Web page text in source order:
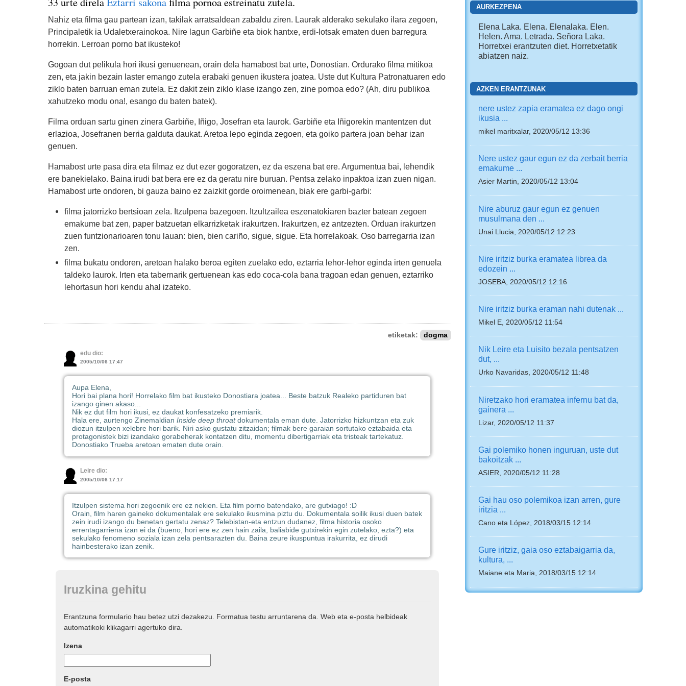
Nahiz eta filma gau partean izan, takilak arratsaldean zabaldu ziren. Laurak alderako sekulako ilara zegoen,
Principaletik ia Udaletxerainokoa. Nire lagun Garbiñe eta biok hantxe, erdi-lotsak ematen duen barregura
horrekin. Lerroan porno bat ikusteko!
Gogoan dut pelikula hori ikusi genuenean, orain dela hamabost bat urte, Donostian. Ordurako filma mitikoa
zen, eta jakin bezain laster emango zutela erabaki genuen ikustera joatea. Uste dut Kultura Patronatuaren edo
ziklo baten barruan eman zutela. Ez dakit zein ziklo klase izango zen, zine pornoa edo? (Ah, diru publikoa
xahutzeko modu ona!, esango du baten batek).
Filma orduan sartu ginen zinera Garbiñe, Iñigo, Josefran eta laurok. Garbiñe eta Iñigorekin mantentzen dut
erlazioa, Josefranen berria galduta daukat. Aretoa lepo eginda zegoen, eta goiko partera joan behar izan
genuen.
Hamabost urte pasa dira eta filmaz ez dut ezer gogoratzen, ez da eszena bat ere. Argumentua bai, lehendik
ere banekielako. Baina irudi bat bera ere ez da geratu nire buruan. Pentsa zelako inpaktoa izan zuen nigan.
Hamabost urte ondoren, bi gauza baino ez zaizkit gorde oroimenean, biak ere garbi-garbi:
filma jatorrizko bertsioan zela. Itzulpena bazegoen. Itzultzailea eszenatokiaren bazter batean zegoen
emakume bat zen, paper batzuetan elkarrizketak irakurtzen. Irakurtzen, ez antzezten. Orduan irakurtzen
zuen funtzionarioaren tonu lauan: bien, bien cariño, sigue, sigue. Eta horrelakoak. Oso barregarria izan
zen.
filma bukatu ondoren, aretoan halako beroa egiten zuelako edo, eztarria lehor-lehor eginda irten genuela
taldeko laurok. Irten eta tabernarik gertuenean kas edo coca-cola bana tragoan edan genuen, eztarriko
lehortasun hori kendu ahal izateko.
etiketak: dogma
edu dio:
2005/10/06 17:47
Aupa Elena,
Hori bai plana hori! Horrelako film bat ikusteko Donostiara joatea... Beste batzuk Realeko partiduren bat
izango ginen akaso...
Nik ez dut film hori ikusi, ez daukat konfesatzeko premiarik.
Hala ere, aurtengo Zinemaldian Inside deep throatdokumentala eman dute. Jatorrizko hizkuntzan eta zuk
diozun itzulpen xelebre hori barik. Niri asko gustatu zitzaidan; filmak bere garaian sortutako eztabaida eta
protagonistek bizi izandako gorabeherak kontatzen ditu, momentu dibertigarriak eta tristeak tartekatuz.
Donostiako Trueba aretoan ematen dute orain.
Leire dio:
2005/10/06 17:17
Itzulpen sistema hori zegoenik ere ez nekien. Eta film porno batendako, are gutxiago! :D
Orain, film haren gaineko dokumentalak ere sekulako ikusmina piztu du. Dokumentala soilik ikusi duen batek
zein irudi izango du benetan gertatu zenaz? Telebistan-eta entzun dudanez, filma historia osoko
errentagarriena izan ei da (bueno, hori ere ez zen hain zaila, baliabide gutxirekin egin zutelako, ezta?) eta
sekulako fenomeno soziala izan zela pentsarazten du. Baina zeure ikuspuntua irakurrita, ez dirudi
hainbesterako izan zenik.
Iruzkina gehitu
Erantzuna formulario hau betez utzi dezakezu. Formatua testu arruntarena da. Web eta e-posta helbideak
automatikoki klikagarri agertuko dira.
Izena
E-posta
AURKEZPENA
Elena Laka. Elena. Elenalaka. Elen.
Helen. Ama. Letrada. Señora Laka.
Horretxei erantzuten diet. Horretxetatik
abiatzen naiz.
AZKEN ERANTZUNAK
nere ustez zapia eramatea ez dago ongi
ikusia ...
mikel maritxalar, 2020/05/12 13:36
Nere ustez gaur egun ez da zerbait berria
emakume ...
Asier Martin, 2020/05/12 13:04
Nire aburuz gaur egun ez genuen
musulmana den ...
Unai Llucia, 2020/05/12 12:23
Nire iritziz burka eramatea librea da
edozein ...
JOSEBA, 2020/05/12 12:16
Nire iritziz burka eraman nahi dutenak ...
Mikel E, 2020/05/12 11:54
Nik Leire eta Luisito bezala pentsatzen
dut, ...
Urko Navaridas, 2020/05/12 11:48
Niretzako hori eramatea infernu bat da,
gainera ...
Lizar, 2020/05/12 11:37
Gai polemiko honen inguruan, uste dut
bakoitzak ...
ASIER, 2020/05/12 11:28
Gai hau oso polemikoa izan arren, gure
iritzia ...
Cano eta López, 2018/03/15 12:14
Gure iritziz, gaia oso eztabaigarria da,
kultura, ...
Maiane eta Maria, 2018/03/15 12:14